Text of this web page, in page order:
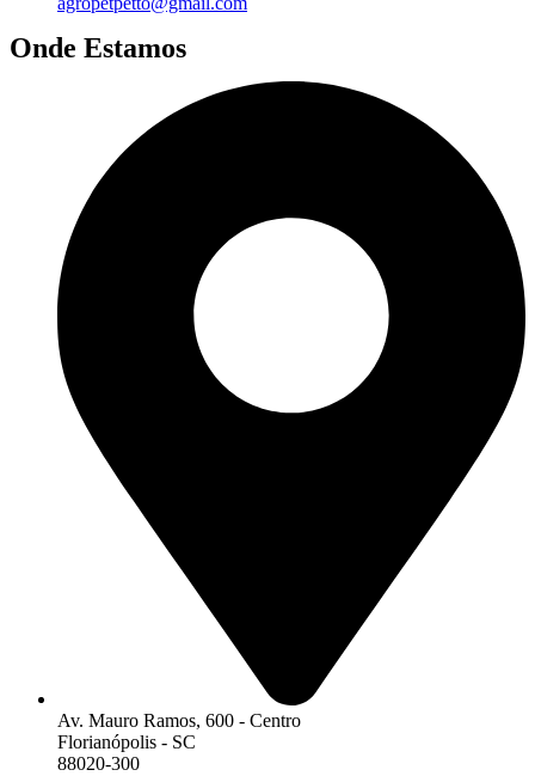
Onde Estamos
Av. Mauro Ramos, 600 - Centro
Florianópolis - SC
88020-300